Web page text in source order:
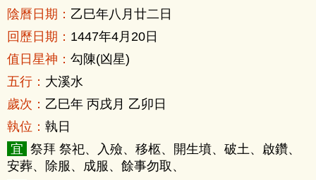
陰曆日期： 乙巳年八月廿二日
回歷日期： 1447年4月20日
值日星神： 勾陳(凶星)
五行： 大溪水
歲次： 乙巳年 丙戌月 乙卯日
執位： 執日
宜 祭拜 祭祀、入殮、移柩、開生墳、破土、啟鑽、
安葬、除服、成服、餘事勿取、